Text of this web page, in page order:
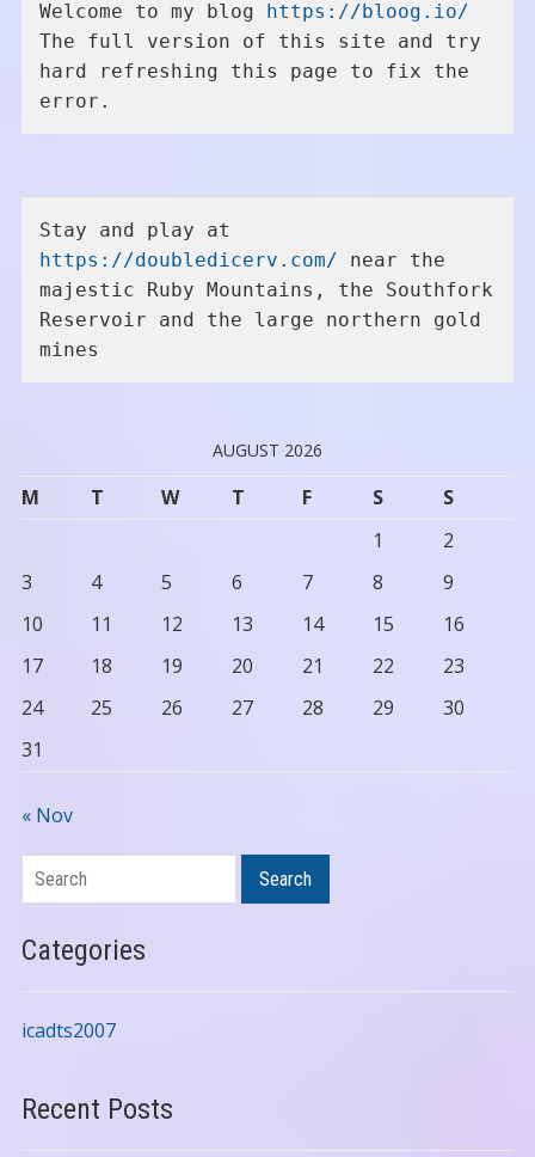
Welcome to my blog
https://bloog.io/
The full version of this site and try
hard refreshing this page to fix the
error.
https://doubledicerv.com/ near the
majestic Ruby Mountains, the Southfork
Reservoir and the large northern gold
mines
AUGUST 2026
M T W T F S
S
1
2
3
4 5 6 7 8
9
10
11 12 13 14 15
16
17
18 19 20 21 22
23
24
25 26 27 28 29
30
31
« Nov
Search Search
Categories
icadts2007
Recent Posts